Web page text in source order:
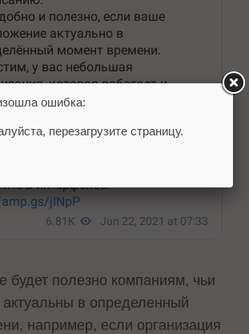
будет полезно компаниям, чьи
в определенный
например, если организация
ошибка:
перезагрузите страницу.